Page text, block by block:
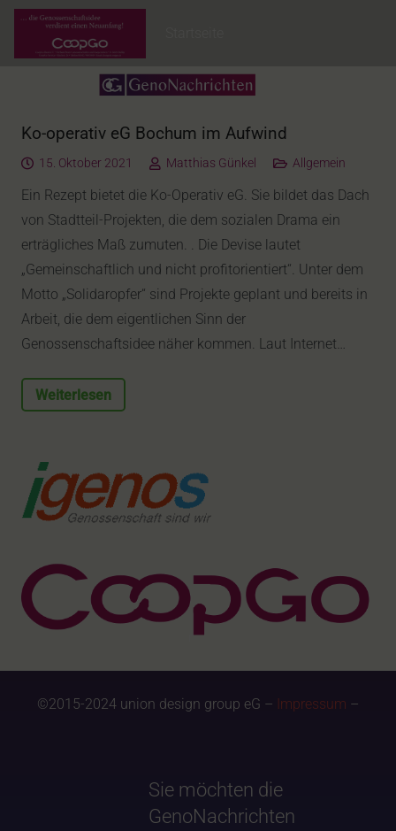
Ko-operativ eG Bochum im Aufwind
15. Oktober 2021 Matthias Günkel Allgemein
Ein Rezept bietet die Ko-Operativ eG. Sie bildet das Dach
von Stadtteil-Projekten, die dem sozialen Drama ein
erträgliches Maß zumuten. . Die Devise lautet
„Gemeinschaftlich und nicht profitorientiert“. Unter dem
Motto „Solidaropfer“ sind Projekte geplant und bereits in
Arbeit, die dem eigentlichen Sinn der
Genossenschaftsidee näher kommen. Laut Internet…
Weiterlesen
©2015-2024 union design group eG – Impressum –
Sie möchten die
GenoNachrichten